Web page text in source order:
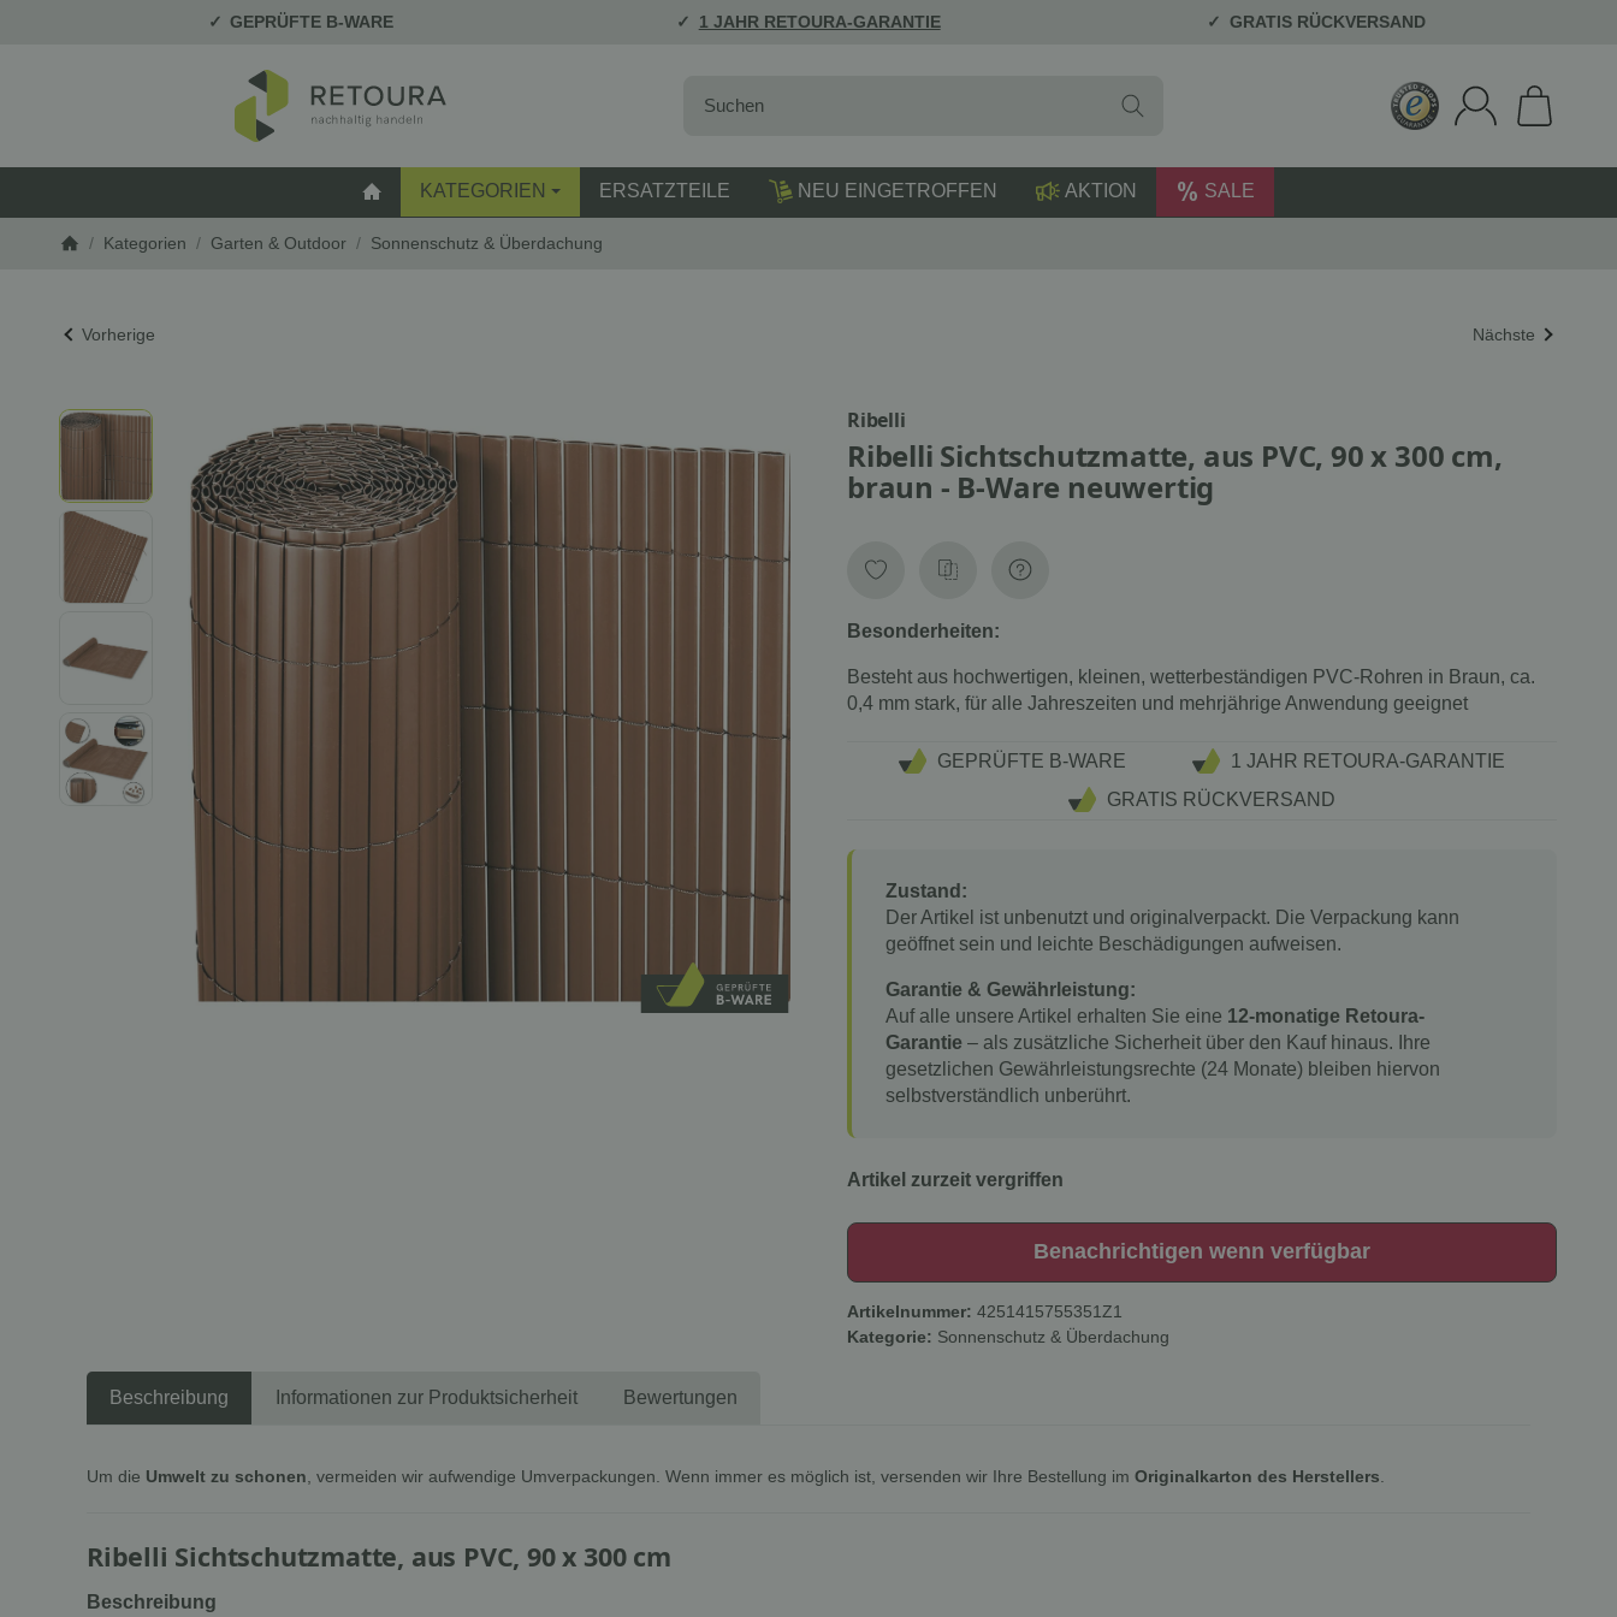
GEPRÜFTE B-WARE 1 JAHR RETOURA-GARANTIE GRATIS RÜCKVERSAND
STARTSEITE
KATEGORIEN ERSATZTEILE NEU EINGETROFFEN AKTION SALE
/ Kategorien / Garten & Outdoor / Sonnenschutz & Überdachung
Vorherige Nächste
Ribelli
Ribelli Sichtschutzmatte, aus PVC, 90 x 300 cm,
braun - B-Ware neuwertig
Besonderheiten:
Besteht aus hochwertigen, kleinen, wetterbeständigen PVC-Rohren in Braun, ca.
0,4 mm stark, für alle Jahreszeiten und mehrjährige Anwendung geeignet
GEPRÜFTE B-WARE
1 JAHR RETOURA-GARANTIE
GRATIS RÜCKVERSAND
Zustand:
Der Artikel ist unbenutzt und originalverpackt. Die Verpackung kann
geöffnet sein und leichte Beschädigungen aufweisen.
Garantie & Gewährleistung:
Auf alle unsere Artikel erhalten Sie eine 12-monatige Retoura-
Garantie – als zusätzliche Sicherheit über den Kauf hinaus. Ihre
gesetzlichen Gewährleistungsrechte (24 Monate) bleiben hiervon
selbstverständlich unberührt.
Artikel zurzeit vergriffen
Benachrichtigen wenn verfügbar
Artikelnummer: 4251415755351Z1
Kategorie: Sonnenschutz & Überdachung
Beschreibung Informationen zur Produktsicherheit Bewertungen
Um die Umwelt zu schonen, vermeiden wir aufwendige Umverpackungen. Wenn immer es möglich ist, versenden wir Ihre Bestellung im Originalkarton des Herstellers.
Ribelli Sichtschutzmatte, aus PVC, 90 x 300 cm
Beschreibung